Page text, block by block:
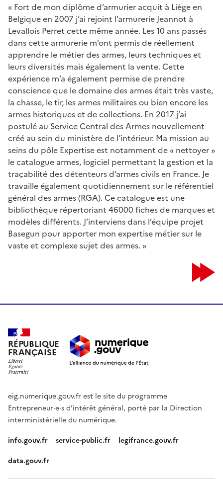
« Fort de mon diplôme d’armurier acquit à Liège en
Belgique en 2007 j’ai rejoint l’armurerie Jeannot à
Levallois Perret cette même année. Les 10 ans passés
dans cette armurerie m’ont permis de réellement
apprendre le métier des armes, leurs techniques et
leurs diversités mais également la vente. Cette
expérience m’a également permise de prendre
conscience que le domaine des armes était très vaste,
la chasse, le tir, les armes militaires ou bien encore les
armes historiques et de collections. En 2017 j’ai
postulé au Service Central des Armes nouvellement
créé au sein du ministère de l’intérieur. Ma mission au
seins du pôle Expertise est notamment de « nettoyer »
le catalogue armes, logiciel permettant la gestion et la
traçabilité des détenteurs d’armes civils en France. Je
travaille également quotidiennement sur le référentiel
général des armes (RGA). Ce catalogue est une
bibliothèque répertoriant 46000 fiches de marques et
modèles différents. J’interviens dans l’équipe projet
Basegun pour apporter mon expertise métier sur le
vaste et complexe sujet des armes. »
RÉPUBLIQUE
FRANÇAISE
eig.numerique.gouv.fr est le site du programme
Entrepreneur·e·s d'intérêt général, porté par la Direction
interministérielle du numérique.
info.gouv.fr service-public.fr legifrance.gouv.fr
data.gouv.fr